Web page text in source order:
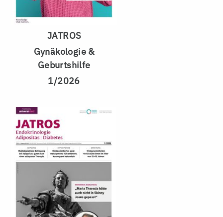
JATROS
Gynäkologie &
Geburtshilfe
1/2026